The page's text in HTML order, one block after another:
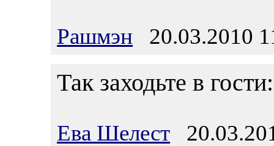
Рашмэн 20.03.2010
Так заходьте в
Ева Шелест